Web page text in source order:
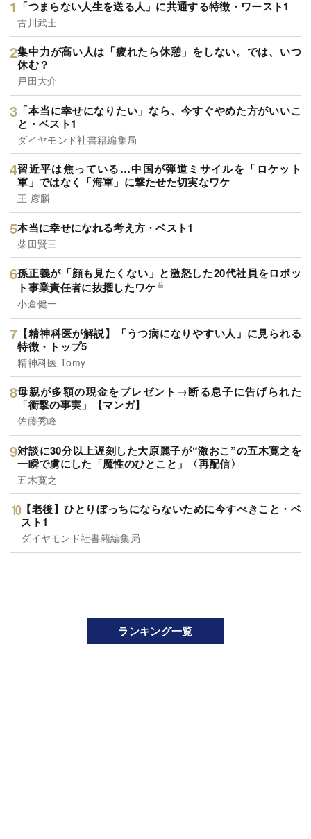
「つまらない人生を送る人」に共通する特徴・ワースト1
古川武士
集中力が高い人は「疲れたら休憩」をしない。では、いつ
休む？
戸田大介
「本当に幸せになりたい」なら、今すぐやめた方がいいこ
と・ベスト1
ダイヤモンド社書籍編集局
習近平は焦っている…中国が弾道ミサイルを「ロケット
軍」ではなく「海軍」に撃たせた切実なワケ
王 彦麟
本当に幸せになれる考え方・ベスト1
柴田賢三
孫正義が「顔も見たくない」と激怒した20代社員をロボッ
ト事業責任者に抜擢したワケ
小倉健一
【精神科医が解説】「うつ病になりやすい人」に見られる
特徴・トップ5
精神科医 Tomy
母親が多額の現金をプレゼント→断る息子に告げられた
「衝撃の事実」【マンガ】
佐藤秀峰
対談に30分以上遅刻した大原麗子が“激おこ”の五木寛之を
一瞬で虜にした「魔性のひとこと」〈再配信〉
五木寛之
【老後】ひとりぼっちにならないために今すべきこと・ベ
スト1
ダイヤモンド社書籍編集局
ランキング一覧